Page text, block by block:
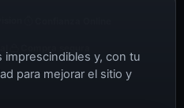
imprescindibles y, con tu
para mejorar el sitio y